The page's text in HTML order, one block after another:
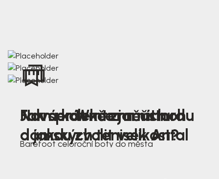
Nová kolekce jarních
dámských tenisek Antal
Jak správně změřit nohu
a jakou zvolit velikost?
Farmer Winter mustard
Barefoot celoroční boty do města